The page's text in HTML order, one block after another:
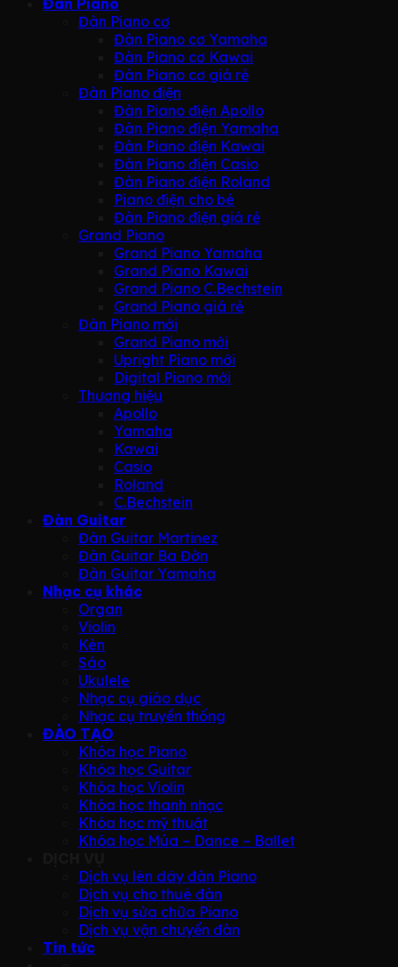
Đàn Piano
Đàn Piano cơ
Đàn Piano cơ Yamaha
Đàn Piano cơ Kawai
Đàn Piano cơ giá rẻ
Đàn Piano điện
Đàn Piano điện Apollo
Đàn Piano điện Yamaha
Đàn Piano điện Kawai
Đàn Piano điện Casio
Đàn Piano điện Roland
Piano điện cho bé
Đàn Piano điện giá rẻ
Grand Piano
Grand Piano Yamaha
Grand Piano Kawai
Grand Piano C.Bechstein
Grand Piano giá rẻ
Đàn Piano mới
Grand Piano mới
Upright Piano mới
Digital Piano mới
Thương hiệu
Apollo
Yamaha
Kawai
Casio
Roland
C.Bechstein
Đàn Guitar
Đàn Guitar Martinez
Đàn Guitar Ba Đờn
Đàn Guitar Yamaha
Nhạc cụ khác
Organ
Violin
Kèn
Sáo
Ukulele
Nhạc cụ giáo dục
Nhạc cụ truyền thống
ĐÀO TẠO
Khóa học Piano
Khóa học Guitar
Khóa học Violin
Khóa học thanh nhạc
Khóa học mỹ thuật
Khóa học Múa – Dance – Ballet
Dịch vụ lên dây đàn Piano
Dịch vụ cho thuê đàn
Dịch vụ sửa chữa Piano
Dịch vụ vận chuyển đàn
Tin tức